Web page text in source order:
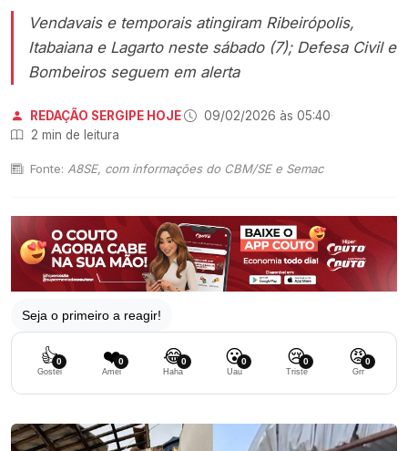
Vendavais e temporais atingiram Ribeirópolis,
Itabaiana e Lagarto neste sábado (7); Defesa Civil e
Bombeiros seguem em alerta
REDAÇÃO SERGIPE HOJE· 09/02/2026 às 05:40·
2 min de leitura
Fonte: A8SE, com informações do CBM/SE e Semac
Seja o primeiro a reagir!
👍0
Gostei
❤️0
Amei
😂0
Haha
😮0
Uau
😢0
Triste
😡0
Grr